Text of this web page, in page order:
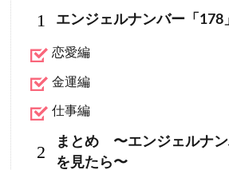
1 エンジェルナンバー「178
恋愛編
金運編
仕事編
2
まとめ 〜エンジェルナン
を見たら〜